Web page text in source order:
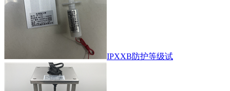
IPXXB防护等级试